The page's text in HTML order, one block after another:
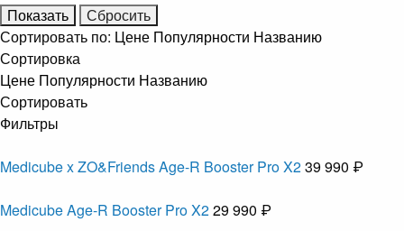
Сортировать по: Цене Популярности Названию
Сортировка
Цене Популярности Названию
Сортировать
Фильтры
Medicube x ZO&Friends Age-R Booster Pro X239 990 ₽
Medicube Age-R Booster Pro X229 990 ₽